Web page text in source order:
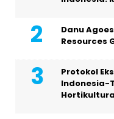
Danu
Resources
Protokol
Indonesia-